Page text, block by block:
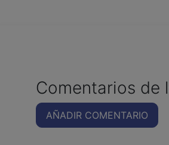
Comentarios de
AÑADIR COMENTARIO